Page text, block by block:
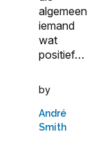
algemeen
iemand
wat
positief…
by
André
Smith